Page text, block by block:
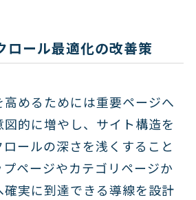
ロール最適化の改善策
めるためには重要ページへ
的に増やし、サイト構造を
ールの深さを浅くすること
ページやカテゴリページか
確実に到達できる導線を設計